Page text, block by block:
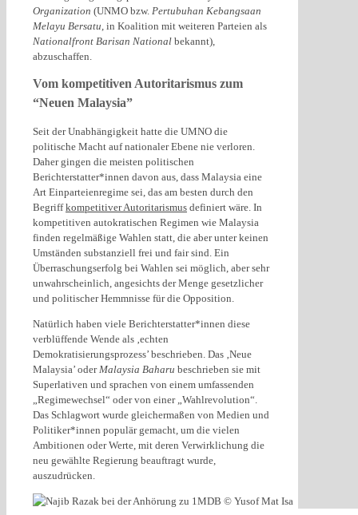
Organization (UNMO bzw. Pertubuhan Kebangsaan
Melayu Bersatu, in Koalition mit weiteren Parteien als
Nationalfront Barisan National bekannt),
abzuschaffen.
Vom kompetitiven Autoritarismus zum
“Neuen Malaysia”
Seit der Unabhängigkeit hatte die UMNO die
politische Macht auf nationaler Ebene nie verloren.
Daher gingen die meisten politischen
Berichterstatter*innen davon aus, dass Malaysia eine
Art Einparteienregime sei, das am besten durch den
Begriffkompetitiver Autoritarismus definiert wäre. In
kompetitiven autokratischen Regimen wie Malaysia
finden regelmäßige Wahlen statt, die aber unter keinen
Umständen substanziell frei und fair sind. Ein
Überraschungserfolg bei Wahlen sei möglich, aber sehr
unwahrscheinlich, angesichts der Menge gesetzlicher
und politischer Hemmnisse für die Opposition.
Natürlich haben viele Berichterstatter*innen diese
verblüffende Wende als ‚echten
Demokratisierungsprozess’ beschrieben. Das ‚Neue
Malaysia’ oder Malaysia Baharu beschrieben sie mit
Superlativen und sprachen von einem umfassenden
„Regimewechsel“ oder von einer „Wahlrevolution“.
Das Schlagwort wurde gleichermaßen von Medien und
Politiker*innen populär gemacht, um die vielen
Ambitionen oder Werte, mit deren Verwirklichung die
neu gewählte Regierung beauftragt wurde,
auszudrücken.